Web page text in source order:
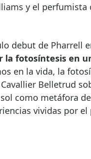
y el perfumista
debut de Pharrell
la fotosíntesis en
en la vida, la
Belletrud
como metáfora
vividas por el